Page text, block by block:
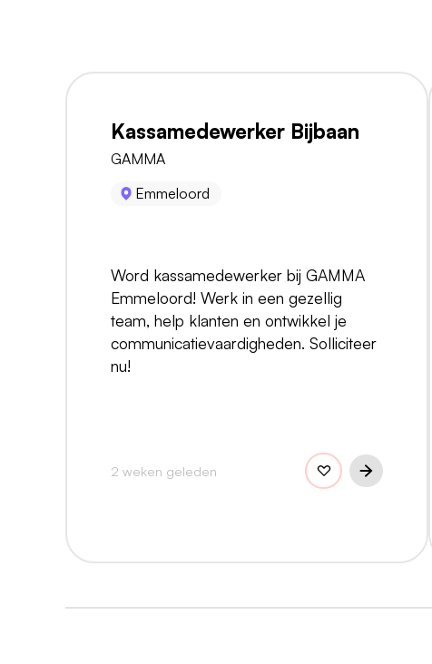
Kassamedewerker Bijbaan
GAMMA
Emmeloord
Word kassamedewerker bij GAMMA
Emmeloord! Werk in een gezellig
team, help klanten en ontwikkel je
communicatievaardigheden. Solliciteer
nu!
2 weken geleden